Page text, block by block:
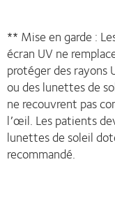
** Mise en garde :
écran UV ne
protéger des rayons
ou des lunettes de
ne recouvrent pas
l’œil. Les patients
lunettes de soleil
recommandé.